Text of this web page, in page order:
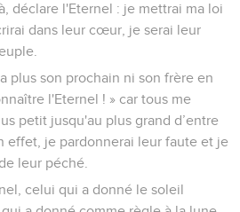
déclare l'Eternel : je mettrai ma loi
dans leur cœur, je serai leur
plus son prochain ni son frère en
l'Eternel ! » car tous me
petit jusqu'au plus grand d’entre
effet, je pardonnerai leur faute et je
leur péché.
celui qui a donné le soleil